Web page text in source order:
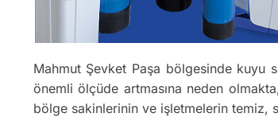
Mahmut Şevket Paşa bölgesinde kuyu
önemli ölçüde artmasına neden
bölge sakinlerinin ve işletmelerin temiz,